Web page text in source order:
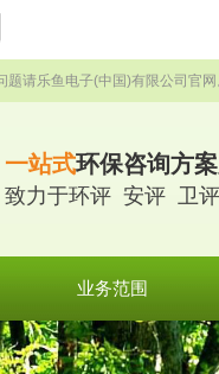
请乐鱼电子(中国)有限公司官网
一站式环保咨询方
致力于环评 安评 卫
业务范围